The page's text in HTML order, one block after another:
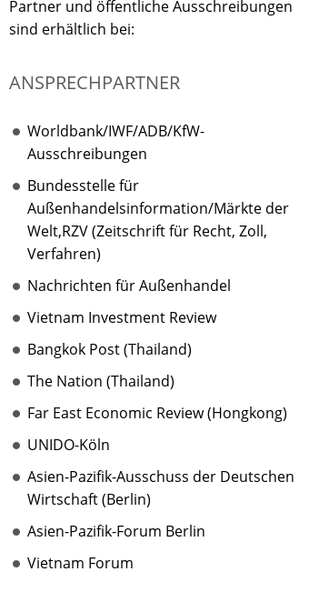
Partner und öffentliche Ausschreibungen
sind erhältlich bei:
ANSPRECHPARTNER
Worldbank/IWF/ADB/KfW-
Ausschreibungen
Bundesstelle für
Außenhandelsinformation/Märkte der
Welt,RZV (Zeitschrift für Recht, Zoll,
Verfahren)
Nachrichten für Außenhandel
Vietnam Investment Review
Bangkok Post (Thailand)
The Nation (Thailand)
Far East Economic Review (Hongkong)
UNIDO-Köln
Asien-Pazifik-Ausschuss der Deutschen
Wirtschaft (Berlin)
Asien-Pazifik-Forum Berlin
Vietnam Forum